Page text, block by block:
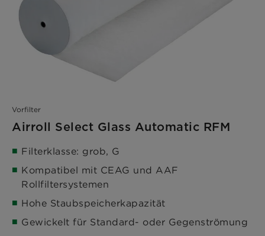
Vorfilter
Airroll Select Glass Automatic RFM
Filterklasse: grob, G
Kompatibel mit CEAG und AAF
Rollfiltersystemen
Hohe Staubspeicherkapazität
Gewickelt für Standard- oder Gegenströmung